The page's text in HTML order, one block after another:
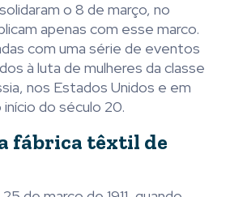
o 8 de março, no
apenas com esse marco.
com uma série de eventos
à luta de mulheres da classe
nos Estados Unidos e em
do século 20.
fábrica têxtil de